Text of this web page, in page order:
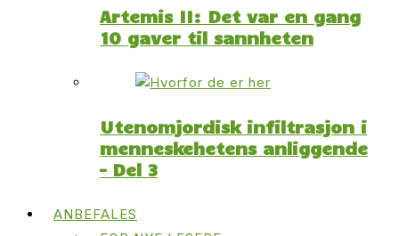
Artemis II: Det var en gang
10 gaver til sannheten
Utenomjordisk infiltrasjon i
menneskehetens anliggende
– Del 3
ANBEFALES